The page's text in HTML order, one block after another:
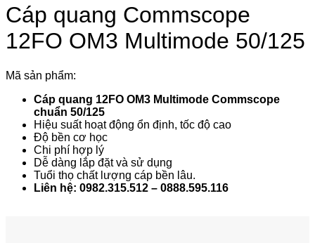
Cáp quang Commscope
12FO OM3 Multimode 50/125
Mã sản phẩm:
Cáp quang 12FO OM3 Multimode Commscope
chuẩn 50/125
Hiệu suất hoạt động ổn định, tốc độ cao
Độ bền cơ học
Chi phí hợp lý
Dễ dàng lắp đặt và sử dụng
Tuổi thọ chất lượng cáp bền lâu.
Liên hệ: 0982.315.512 – 0888.595.116